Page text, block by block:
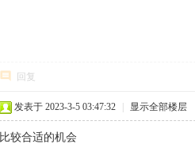
回复
发表于 2023-3-5 03:47:32 显示全部楼层
比较合适的机会